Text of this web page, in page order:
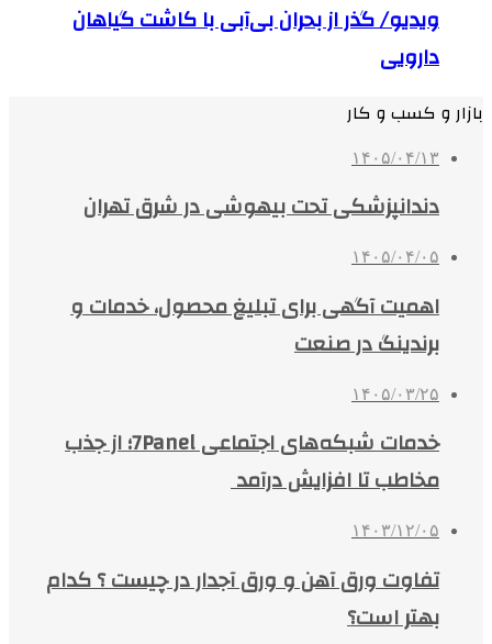
ویدیو/ گذر از بحران بی‌آبی با کاشت گیاهان
دارویی
بازار و کسب و کار
۱۴۰۵/۰۴/۱۳
دندانپزشکی تحت بیهوشی در شرق تهران
۱۴۰۵/۰۴/۰۵
اهمیت آگهی برای تبلیغ محصول، خدمات و
برندینگ در صنعت
۱۴۰۵/۰۳/۲۵
خدمات شبکه‌های اجتماعی 7Panel؛ از جذب
مخاطب تا افزایش درآمد
۱۴۰۳/۱۲/۰۵
تفاوت ورق آهن و ورق آجدار در چیست ؟ کدام
بهتر است؟